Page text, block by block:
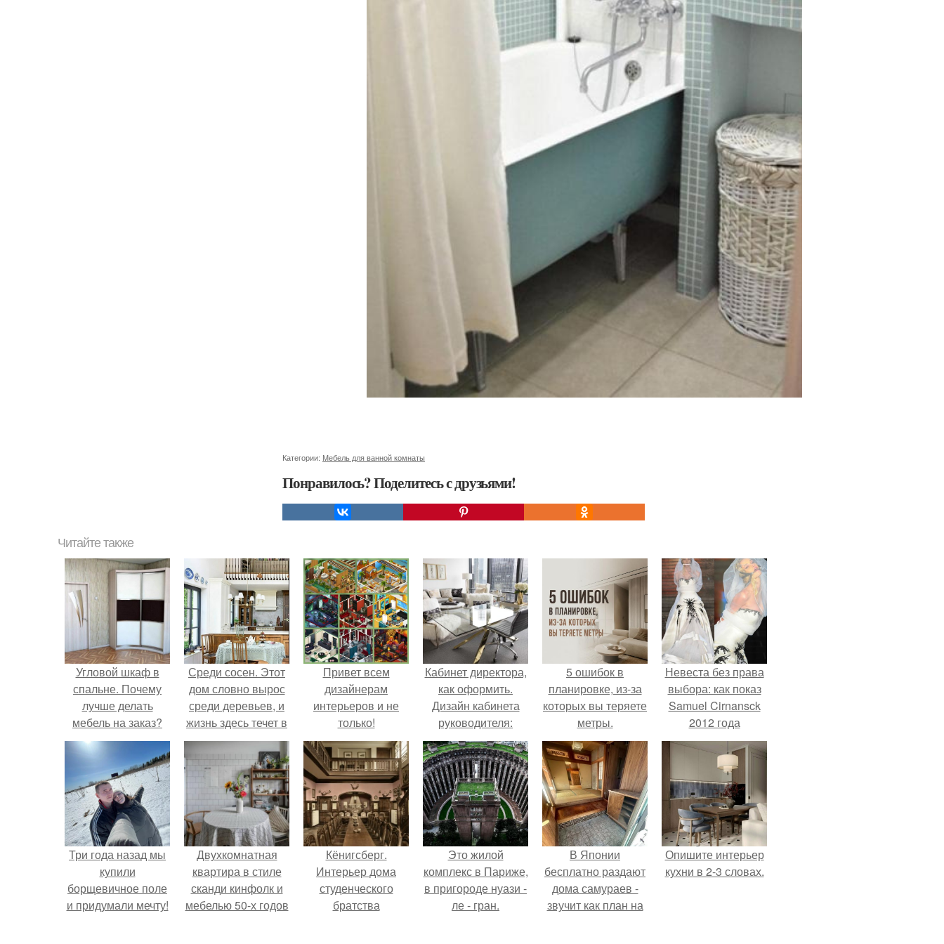
Категории: Мебель для ванной комнаты
Понравилось? Поделитесь с друзьями!
Читайте также
Угловой шкаф в
спальне. Почему
лучше делать
мебель на заказ?
Среди сосен. Этот
дом словно вырос
среди деревьев, и
жизнь здесь течет в
собственном ритме
- спокойно, без
спешки и лишнего
шума.
Привет всем
дизайнерам
интерьеров и не
только!
Кабинет директора,
как оформить.
Дизайн кабинета
руководителя:
зонирование,
выбор декора,
модные тенденции
5 ошибок в
планировке, из-за
которых вы теряете
метры.
Невеста без права
выбора: как показ
Samuel Cirnansck
2012 года
превратил подиум
в манифест против
принуждения.
Три года назад мы
купили
борщевичное поле
и придумали мечту!
Двухкомнатная
квартира в стиле
сканди кинфолк и
мебелью 50-х годов
Кёнигсберг.
Интерьер дома
студенческого
братства
Это жилой
комплекс в Париже,
в пригороде нуази -
ле - гран.
В Японии
бесплатно раздают
дома самураев -
звучит как план на
Опишите интерьер
кухни в 2-3 словах.